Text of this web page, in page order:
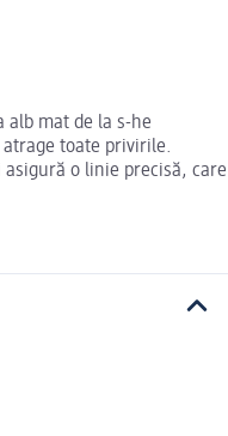
mat de la s-he
toate privirile.
o linie precisă, care